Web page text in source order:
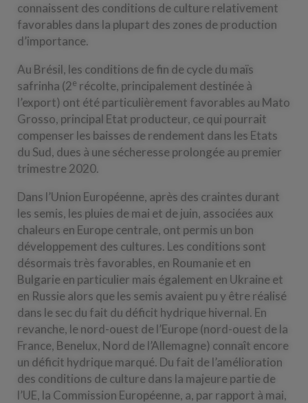
connaissent des conditions de culture relativement
favorables dans la plupart des zones de production
d’importance.
Au Brésil, les conditions de fin de cycle du maïs
safrinha (2e récolte, principalement destinée à
l’export) ont été particulièrement favorables au Mato
Grosso, principal Etat producteur, ce qui pourrait
compenser les baisses de rendement dans les Etats
du Sud, dues à une sécheresse prolongée au premier
trimestre 2020.
Dans l’Union Européenne, après des craintes durant
les semis, les pluies de mai et de juin, associées aux
chaleurs en Europe centrale, ont permis un bon
développement des cultures. Les conditions sont
désormais très favorables, en Roumanie et en
Bulgarie en particulier mais également en Ukraine et
en Russie alors que les semis avaient pu y être réalisé
dans le sec du fait du déficit hydrique hivernal. En
revanche, le nord-ouest de l’Europe (nord-ouest de la
France, Benelux, Nord de l’Allemagne) connaît encore
un déficit hydrique marqué. Du fait de l’amélioration
des conditions de culture dans la majeure partie de
l’UE, la Commission Européenne, a, par rapport à mai,